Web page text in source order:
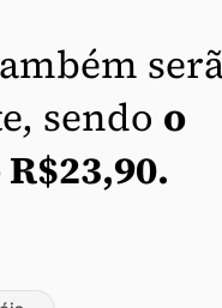
sendo o